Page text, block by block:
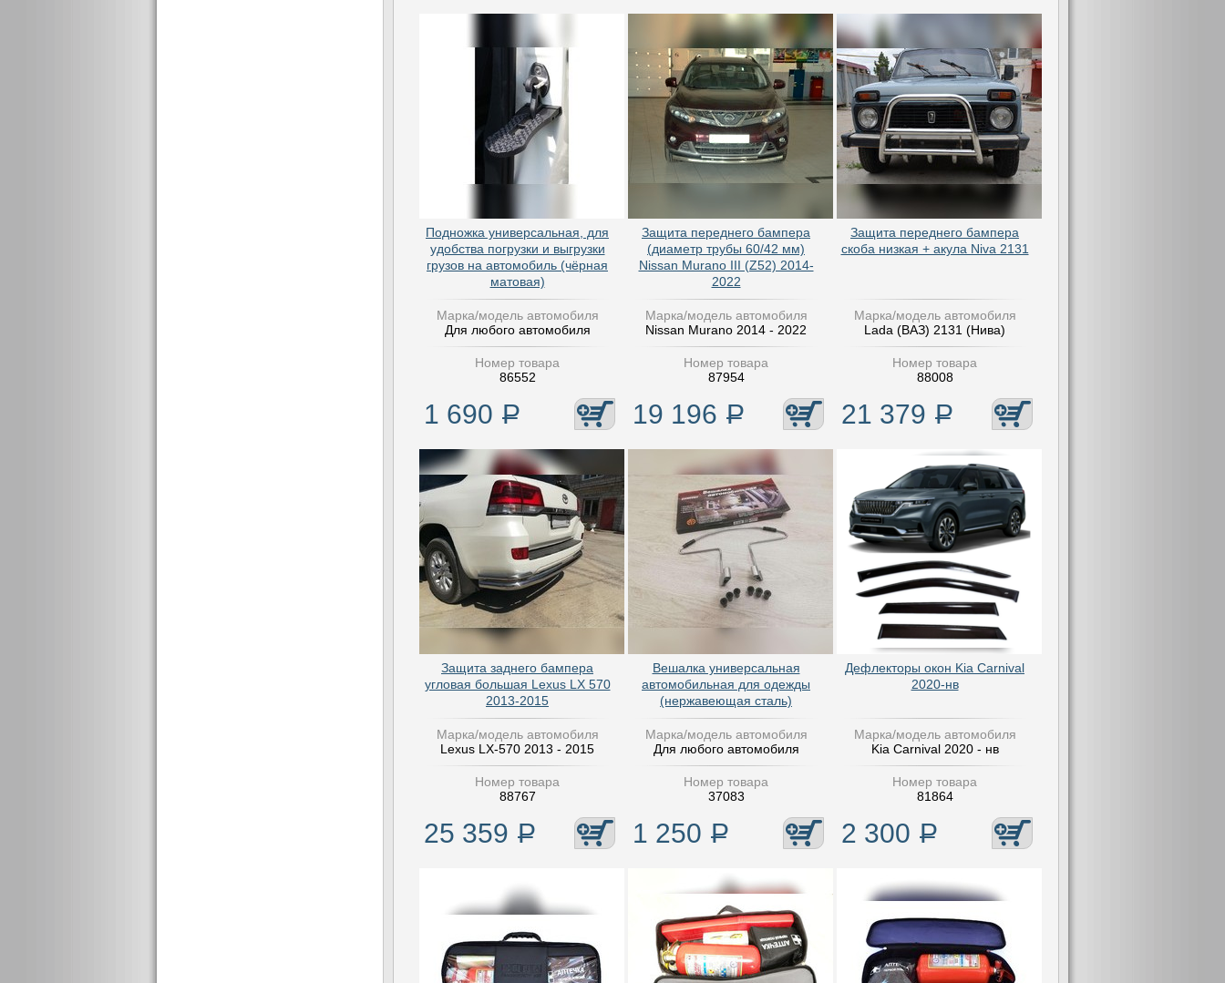
Подножка универсальная, для
удобства погрузки и выгрузки
грузов на автомобиль (чёрная
матовая)
Марка/модель автомобиля
Для любого автомобиля
Номер товара
86552
1 690 Р
Защита переднего бампера
(диаметр трубы 60/42 мм)
Nissan Murano III (Z52) 2014-
2022
Марка/модель автомобиля
Nissan Murano 2014 - 2022
Номер товара
87954
19 196 Р
Защита переднего бампера
скоба низкая + акула Niva 2131
Марка/модель автомобиля
Lada (ВАЗ) 2131 (Нива)
Номер товара
88008
21 379 Р
Защита заднего бампера
угловая большая Lexus LX 570
2013-2015
Марка/модель автомобиля
Lexus LX-570 2013 - 2015
Номер товара
88767
25 359 Р
Вешалка универсальная
автомобильная для одежды
(нержавеющая сталь)
Марка/модель автомобиля
Для любого автомобиля
Номер товара
37083
1 250 Р
Дефлекторы окон Kia Carnival
2020-нв
Марка/модель автомобиля
Kia Carnival 2020 - нв
Номер товара
81864
2 300 Р